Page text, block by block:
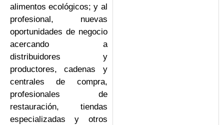
alimentos ecológicos; y al
profesional, nuevas
oportunidades de negocio
acercando a
distribuidores y
productores, cadenas y
centrales de compra,
profesionales de
restauración, tiendas
especializadas y otros